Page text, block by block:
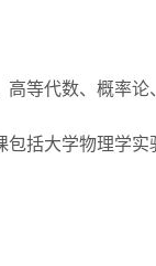
高等代数、概率
括大学物理学